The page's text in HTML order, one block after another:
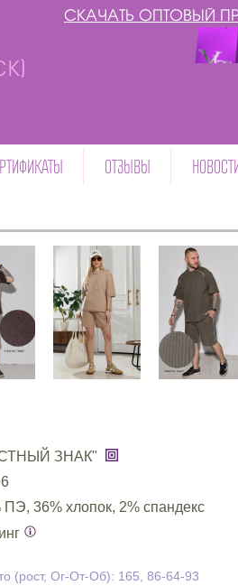
СКАЧАТЬ ОПТОВЫЙ
ОТЗЫВЫ
ЗНАК"
ПЭ, 36% хлопок, 2% спандекс
(рост, Ог-От-Об): 165, 86-64-93